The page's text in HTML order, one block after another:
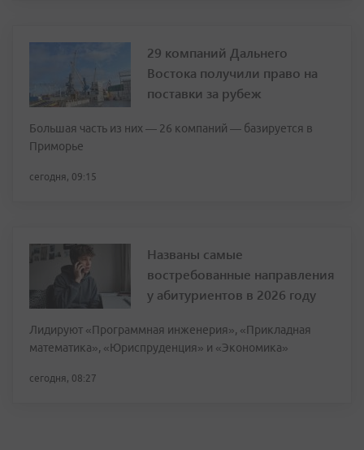
29 компаний Дальнего
Востока получили право на
поставки за рубеж
Большая часть из них — 26 компаний — базируется в
Приморье
сегодня, 09:15
Названы самые
востребованные направления
у абитуриентов в 2026 году
Лидируют «Программная инженерия», «Прикладная
математика», «Юриспруденция» и «Экономика»
сегодня, 08:27